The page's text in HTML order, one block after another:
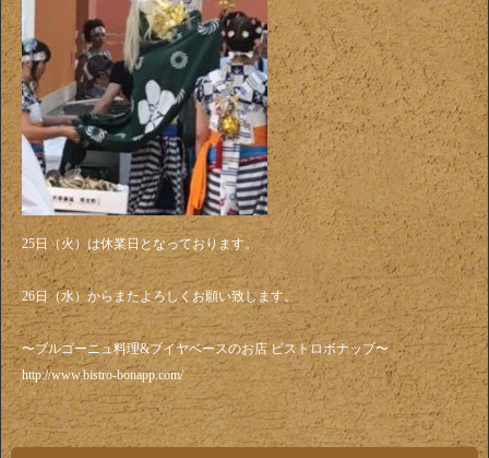
25日（火）は休業日となっております。
26日（水）からまたよろしくお願い致します。
〜ブルゴーニュ料理&ブイヤベースのお店 ビストロボナップ〜
http://www.bistro-bonapp.com/